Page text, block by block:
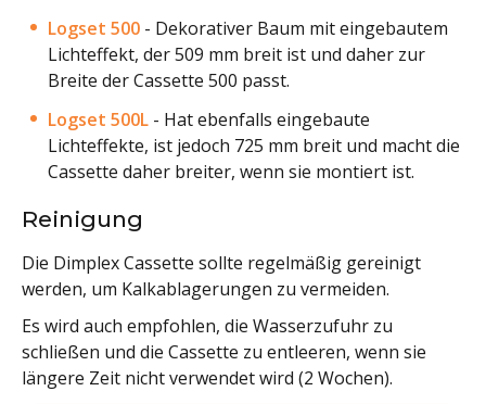
Logset 500 - Dekorativer Baum mit eingebautem
Lichteffekt, der 509 mm breit ist und daher zur
Breite der Cassette 500 passt.
Logset 500L - Hat ebenfalls eingebaute
Lichteffekte, ist jedoch 725 mm breit und macht die
Cassette daher breiter, wenn sie montiert ist.
Reinigung
Die Dimplex Cassette sollte regelmäßig gereinigt
werden, um Kalkablagerungen zu vermeiden.
Es wird auch empfohlen, die Wasserzufuhr zu
schließen und die Cassette zu entleeren, wenn sie
längere Zeit nicht verwendet wird (2 Wochen).